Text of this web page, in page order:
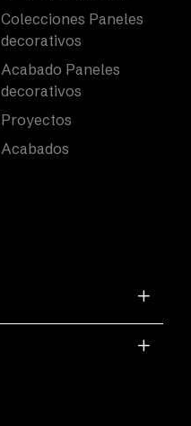
Colecciones Paneles
decorativos
Acabado Paneles
decorativos
Proyectos
Acabados